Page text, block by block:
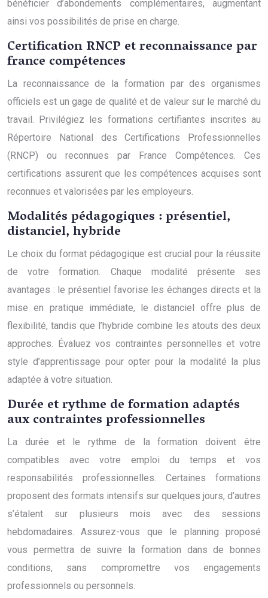
bénéficier d’abondements complémentaires, augmentant
ainsi vos possibilités de prise en charge.
Certification RNCP et reconnaissance par
france compétences
La reconnaissance de la formation par des organismes
officiels est un gage de qualité et de valeur sur le marché du
travail. Privilégiez les formations certifiantes inscrites au
Répertoire National des Certifications Professionnelles
(RNCP) ou reconnues par France Compétences. Ces
certifications assurent que les compétences acquises sont
reconnues et valorisées par les employeurs.
Modalités pédagogiques : présentiel,
distanciel, hybride
Le choix du format pédagogique est crucial pour la réussite
de votre formation. Chaque modalité présente ses
avantages : le présentiel favorise les échanges directs et la
mise en pratique immédiate, le distanciel offre plus de
flexibilité, tandis que l’hybride combine les atouts des deux
approches. Évaluez vos contraintes personnelles et votre
style d’apprentissage pour opter pour la modalité la plus
adaptée à votre situation.
Durée et rythme de formation adaptés
aux contraintes professionnelles
La durée et le rythme de la formation doivent être
compatibles avec votre emploi du temps et vos
responsabilités professionnelles. Certaines formations
proposent des formats intensifs sur quelques jours, d’autres
s’étalent sur plusieurs mois avec des sessions
hebdomadaires. Assurez-vous que le planning proposé
vous permettra de suivre la formation dans de bonnes
conditions, sans compromettre vos engagements
professionnels ou personnels.